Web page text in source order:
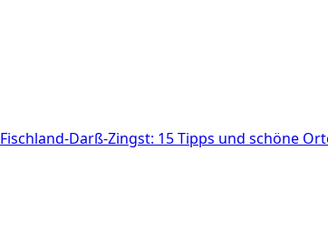
Fischland-Darß-Zingst: 15 Tipps und schöne